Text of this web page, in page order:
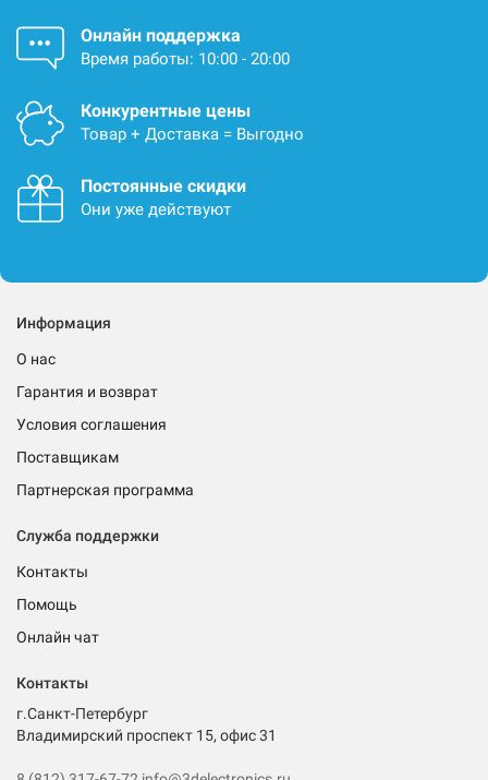
Онлайн поддержка
Время работы: 10:00 - 20:00
Конкурентные цены
Товар + Доставка = Выгодно
Постоянные скидки
Они уже действуют
Информация
О нас
Гарантия и возврат
Условия соглашения
Поставщикам
Партнерская программа
Служба поддержки
Контакты
Помощь
Онлайн чат
Контакты
г.Санкт-Петербург
Владимирский проспект 15, офис 31